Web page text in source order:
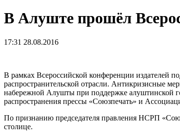
В Алуште прошёл
17:31 28.08.2016
В рамках Всероссийской конференции издателей
распространительской отрасли. Антикризисные
набережной Алушты при поддержке алуштинской
распространения прессы «Союзпечать» и
По признанию председателя правления НСРП
столице.